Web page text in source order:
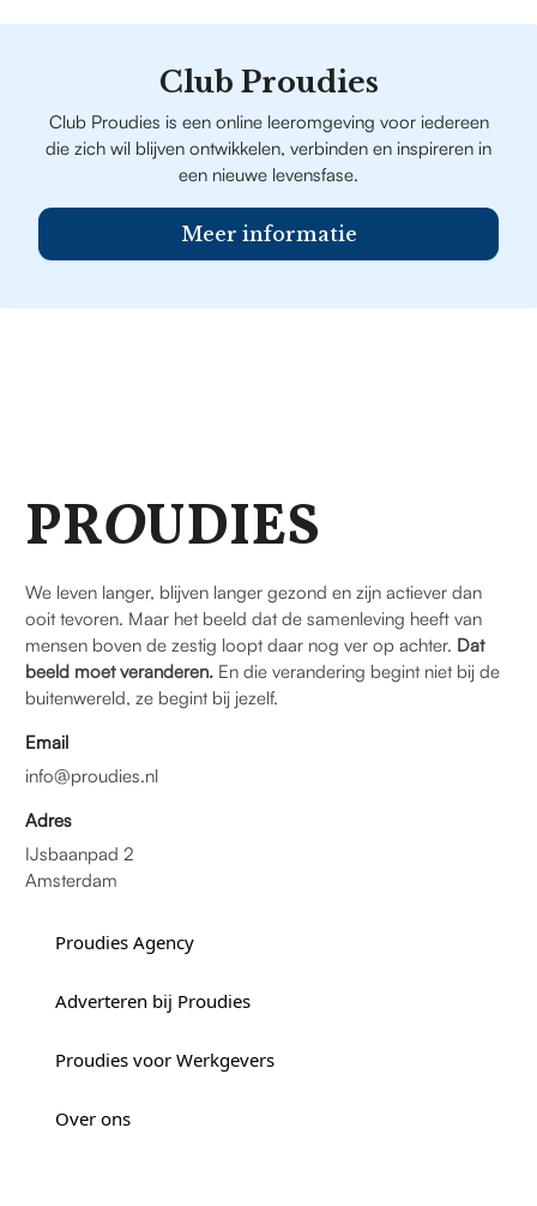
Club Proudies
Club Proudies is een online leeromgeving voor iedereen
die zich wil blijven ontwikkelen, verbinden en inspireren in
een nieuwe levensfase.
Meer informatie
PROUDIES
We leven langer, blijven langer gezond en zijn actiever dan
ooit tevoren. Maar het beeld dat de samenleving heeft van
mensen boven de zestig loopt daar nog ver op achter. Dat
beeld moet veranderen. En die verandering begint niet bij de
buitenwereld, ze begint bij jezelf.
Email
info@proudies.nl
Adres
IJsbaanpad 2
Amsterdam
Proudies Agency
Adverteren bij Proudies
Proudies voor Werkgevers
Over ons